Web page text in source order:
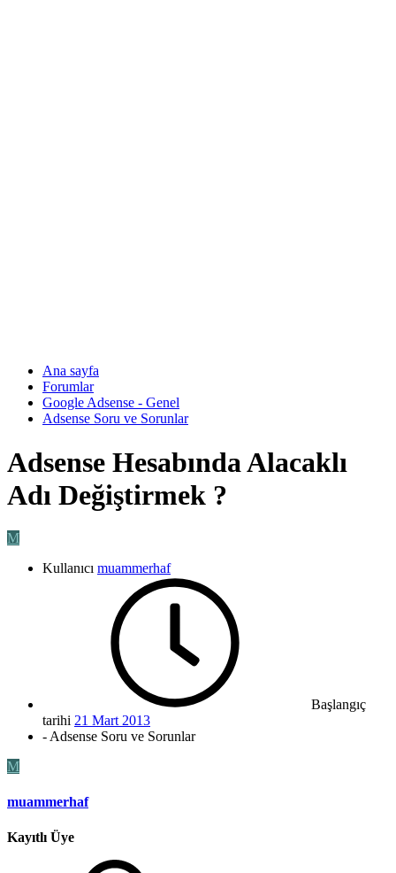
Ana sayfa
Forumlar
Google Adsense - Genel
Adsense Soru ve Sorunlar
Adsense Hesabında Alacaklı
Adı Değiştirmek ?
M
Kullanıcı muammerhaf
Başlangıç
tarihi 21 Mart 2013
- Adsense Soru ve Sorunlar
M
muammerhaf
Kayıtlı Üye